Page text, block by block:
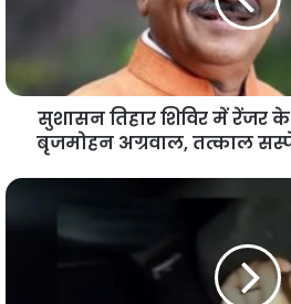
सुशासन तिहार शिविर में रेंजर
बृजमोहन अग्रवाल, तत्काल